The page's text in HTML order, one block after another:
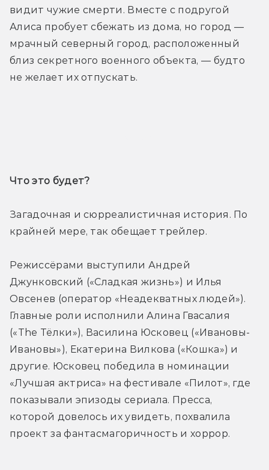
видит чужие смерти. Вместе с подругой
Алиса пробует сбежать из дома, но город —
мрачный северный город, расположенный
близ секретного военного объекта, — будто
не желает их отпускать.
Что это будет?
Загадочная и сюрреалистичная история. По
крайней мере, так обещает трейлер.
Режиссёрами выступили Андрей
Джунковский («Сладкая жизнь») и Илья
Овсенев (оператор «Неадекватных людей»).
Главные роли исполнили Алина Гвасалия
(«The Тёлки»), Василина Юсковец («Ивановы-
Ивановы»), Екатерина Вилкова («Кошка») и
другие. Юсковец победила в номинации
«Лучшая актриса» на фестивале «Пилот», где
показывали эпизоды сериала. Пресса,
которой довелось их увидеть, похвалила
проект за фантасмагоричность и хоррор.